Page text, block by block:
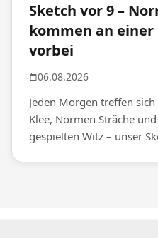
Sketch vor 9 –
kommen an
vorbei
06.08.2026
Jeden Morgen treffen
Klee, Normen Sträche
gespielten Witz – unser